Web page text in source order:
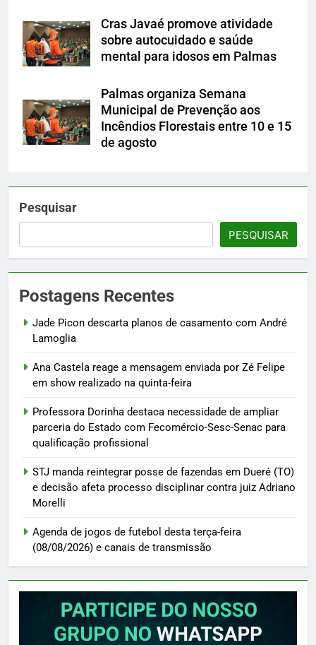
Cras Javaé promove atividade
sobre autocuidado e saúde
mental para idosos em Palmas
Palmas organiza Semana
Municipal de Prevenção aos
Incêndios Florestais entre 10 e 15
de agosto
Pesquisar
PESQUISAR
Postagens Recentes
Jade Picon descarta planos de casamento com André
Lamoglia
Ana Castela reage a mensagem enviada por Zé Felipe
em show realizado na quinta-feira
Professora Dorinha destaca necessidade de ampliar
parceria do Estado com Fecomércio-Sesc-Senac para
qualificação profissional
STJ manda reintegrar posse de fazendas em Dueré (TO)
e decisão afeta processo disciplinar contra juiz Adriano
Morelli
Agenda de jogos de futebol desta terça-feira
(08/08/2026) e canais de transmissão